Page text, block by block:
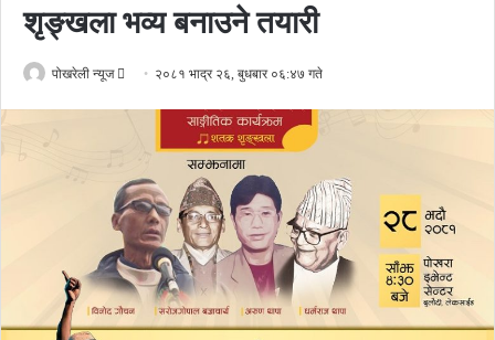
शृङ्खला भव्य बनाउने तयारी
पोखरेली न्यूज
Send २०८१ भाद्र २६, बुधबार ०६:४७ गते